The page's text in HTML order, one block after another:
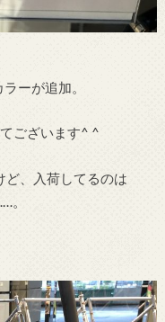
ーが追加。
ございます^ ^
、入荷してるのは
。